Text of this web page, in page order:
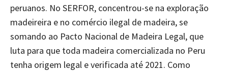
peruanos. No SERFOR, concentrou-se na exploração
madeireira e no comércio ilegal de madeira, se
somando ao Pacto Nacional de Madeira Legal, que
luta para que toda madeira comercializada no Peru
tenha origem legal e verificada até 2021. Como